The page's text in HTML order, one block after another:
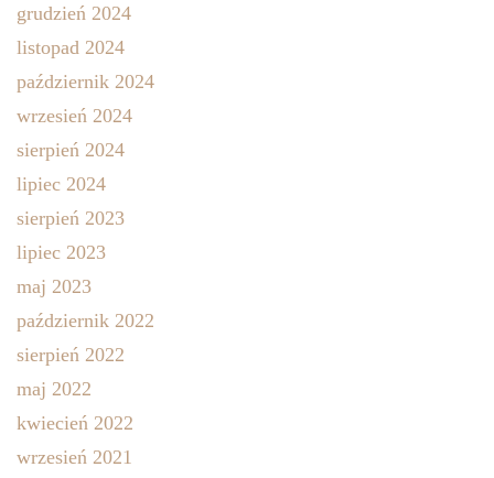
grudzień 2024
listopad 2024
październik 2024
wrzesień 2024
sierpień 2024
lipiec 2024
sierpień 2023
lipiec 2023
maj 2023
październik 2022
sierpień 2022
maj 2022
kwiecień 2022
wrzesień 2021